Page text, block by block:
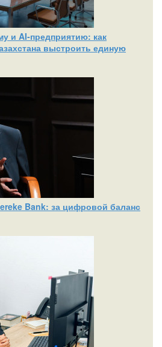
и AI‑предприятию: как
выстроить единую
Bank: за цифровой баланс